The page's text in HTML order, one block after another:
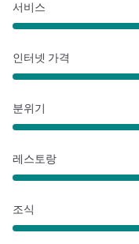
서비스
인터넷 가격
분위기
레스토랑
조식